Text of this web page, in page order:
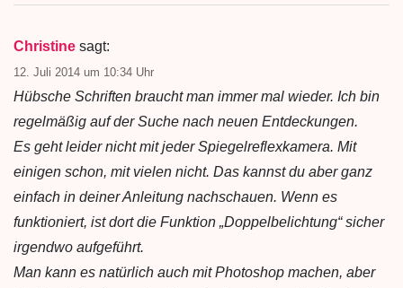
Christine sagt:
12. Juli 2014 um 10:34 Uhr
Hübsche Schriften braucht man immer mal wieder. Ich bin
regelmäßig auf der Suche nach neuen Entdeckungen.
Es geht leider nicht mit jeder Spiegelreflexkamera. Mit
einigen schon, mit vielen nicht. Das kannst du aber ganz
einfach in deiner Anleitung nachschauen. Wenn es
funktioniert, ist dort die Funktion „Doppelbelichtung“ sicher
irgendwo aufgeführt.
Man kann es natürlich auch mit Photoshop machen, aber